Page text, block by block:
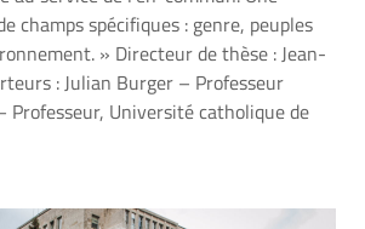
champs spécifiques : genre, peuples
» Directeur de thèse : Jean-
: Julian Burger – Professeur
Professeur, Université catholique de